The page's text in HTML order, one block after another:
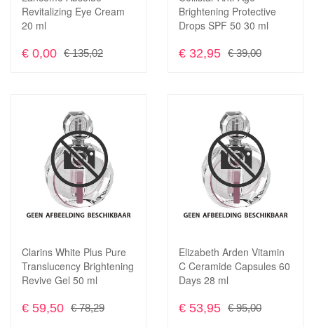
In Winkelwagen
Revitalizing Eye Cream
20 ml
€ 0,00 € 135,02
In Winkelwagen
Brightening Protective
Drops SPF 50 30 ml
€ 32,95 € 39,00
Voeg
toe
aan
Toevoegen
om
vergelijken
In Winkelwagen
Clarins White Plus Pure
Translucency Brightening
Revive Gel 50 ml
€ 59,50 € 78,29
In Winkelwagen
Elizabeth Arden Vitamin
C Ceramide Capsules 60
Days 28 ml
€ 53,95 € 95,00